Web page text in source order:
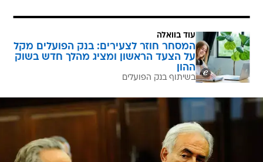
עוד בוואלה
המסחר חוזר לצעירים: בנק הפועלים מקל
על הצעד הראשון ומציג מהלך חדש בשוק
ההון
בשיתוף בנק הפועלים